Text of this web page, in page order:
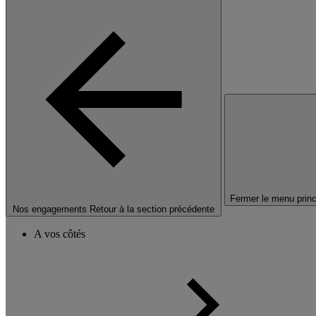
Nos engagements Retour à la section précédente
Fermer le menu
A vos côtés